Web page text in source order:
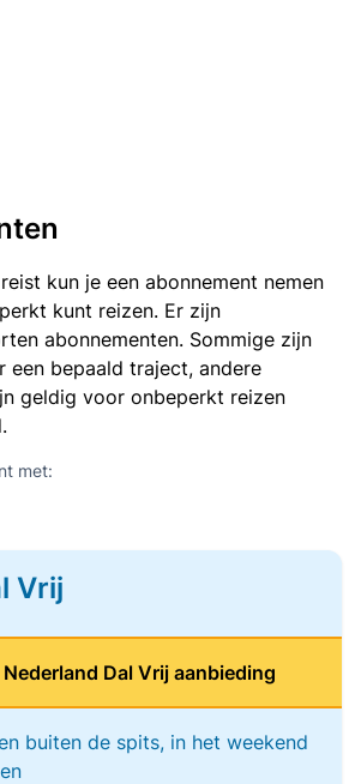
kun je een abonnement nemen
kunt reizen. Er zijn
abonnementen. Sommige zijn
een bepaald traject, andere
geldig voor onbeperkt reizen
met:
Vrij
Dal Vrij aanbieding
buiten de spits, in het weekend